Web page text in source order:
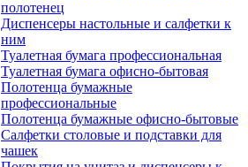
полотенец
Диспенсеры настольные и салфетки к
ним
Туалетная бумага профессиональная
Туалетная бумага офисно-бытовая
Полотенца бумажные
профессиональные
Полотенца бумажные офисно-бытовые
Салфетки столовые и подставки для
чашек